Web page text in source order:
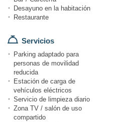
Desayuno en la habitación
Restaurante
Servicios
Parking adaptado para
personas de movilidad
reducida
Estación de carga de
vehículos eléctricos
Servicio de limpieza diario
Zona TV / salón de uso
compartido